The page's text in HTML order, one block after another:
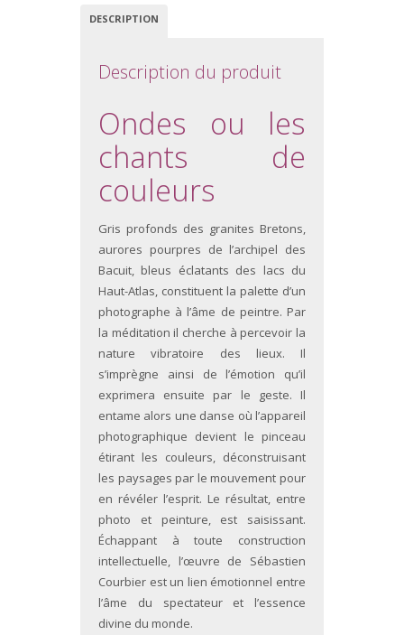
DESCRIPTION
Description du produit
Ondes ou les
chants de
couleurs
Gris profonds des granites Bretons,
aurores pourpres de l’archipel des
Bacuit, bleus éclatants des lacs du
Haut-Atlas, constituent la palette d’un
photographe à l’âme de peintre. Par
la méditation il cherche à percevoir la
nature vibratoire des lieux. Il
s’imprègne ainsi de l’émotion qu’il
exprimera ensuite par le geste. Il
entame alors une danse où l’appareil
photographique devient le pinceau
étirant les couleurs, déconstruisant
les paysages par le mouvement pour
en révéler l’esprit. Le résultat, entre
photo et peinture, est saisissant.
Échappant à toute construction
intellectuelle, l’œuvre de Sébastien
Courbier est un lien émotionnel entre
l’âme du spectateur et l’essence
divine du monde.